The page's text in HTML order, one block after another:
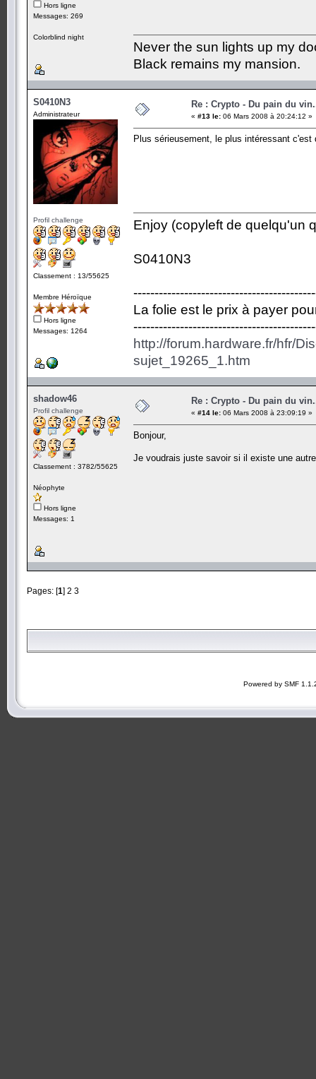
Hors ligne
Messages: 269
Colorblind night
Never the sun lights up my
Black remains my mansion.
S0410N3
Administrateur
Profil challenge
Classement : 13/55625
Membre Héroïque
Hors ligne
Messages: 1264
Re : Crypto - Du pain du
« #13 le: 06 Mars 2008 à 20:24:12 »
Plus sérieusement, le plus intéressant
Enjoy (copyleft de quelqu'un
S0410N3
La folie est le prix à payer
http://forum.hardware.fr/hfr/
sujet_19265_1.htm
shadow46
Profil challenge
Classement : 3782/55625
Néophyte
Hors ligne
Messages: 1
Re : Crypto - Du pain du
« #14 le: 06 Mars 2008 à 23:09:19 »
Bonjour,
Je voudrais juste savoir si il existe une
Pages: [1] 2 3
Powered by SMF